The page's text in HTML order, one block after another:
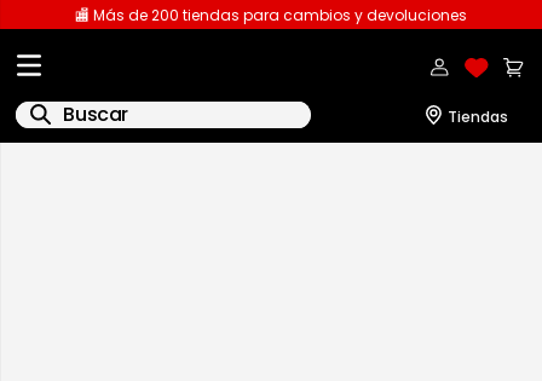
🏬 Más de 200 tiendas para cambios y devoluciones
Buscar